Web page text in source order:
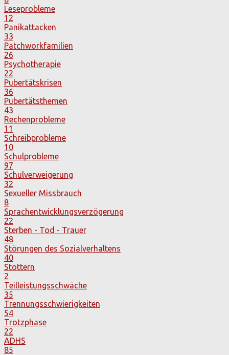
Leseprobleme
12
Panikattacken
33
Patchworkfamilien
26
Psychotherapie
22
Pubertätskrisen
36
Pubertätsthemen
43
Rechenprobleme
11
Schreibprobleme
10
Schulprobleme
97
Schulverweigerung
32
Sexueller Missbrauch
8
Sprachentwicklungsverzögerung
22
Sterben - Tod - Trauer
48
Störungen des Sozialverhaltens
40
Stottern
2
Teilleistungsschwäche
35
Trennungsschwierigkeiten
54
Trotzphase
22
ADHS
85